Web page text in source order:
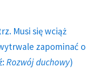
Musi się wciąż
zapominać o
Rozwój duchowy)